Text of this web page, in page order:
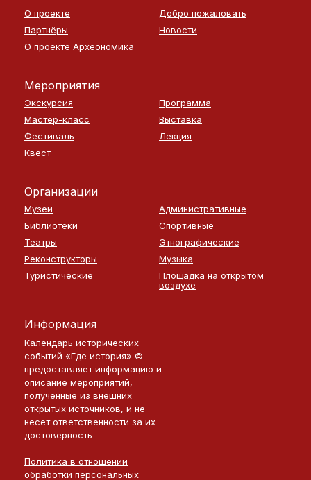
О проекте
Добро пожаловать
Партнёры
Новости
О проекте Археономика
Мероприятия
Экскурсия
Программа
Мастер-класс
Выставка
Фестиваль
Лекция
Квест
Организации
Музеи
Административные
Библиотеки
Спортивные
Театры
Этнографические
Реконструкторы
Музыка
Туристические
Площадка на открытом
воздухе
Информация
Календарь исторических
событий «Где история» ©
предоставляет информацию и
описание мероприятий,
полученные из внешних
открытых источников, и не
несет ответственности за их
достоверность
Политика в отношении
обработки персональных